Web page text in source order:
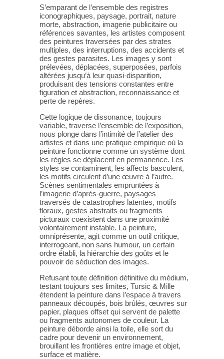
S’emparant de l’ensemble des registres
iconographiques, paysage, portrait, nature
morte, abstraction, imagerie publicitaire ou
références savantes, les artistes composent
des peintures traversées par des strates
multiples, des interruptions, des accidents et
des gestes parasites. Les images y sont
prélevées, déplacées, superposées, parfois
altérées jusqu’à leur quasi-disparition,
produisant des tensions constantes entre
figuration et abstraction, reconnaissance et
perte de repères.
Cette logique de dissonance, toujours
variable, traverse l’ensemble de l’exposition,
nous plonge dans l’intimité de l’atelier des
artistes et dans une pratique empirique où la
peinture fonctionne comme un système dont
les règles se déplacent en permanence. Les
styles se contaminent, les affects basculent,
les motifs circulent d’une œuvre à l’autre.
Scènes sentimentales empruntées à
l’imagerie d’après-guerre, paysages
traversés de catastrophes latentes, motifs
floraux, gestes abstraits ou fragments
picturaux coexistent dans une proximité
volontairement instable. La peinture,
omniprésente, agit comme un outil critique,
interrogeant, non sans humour, un certain
ordre établi, la hiérarchie des goûts et le
pouvoir de séduction des images.
Refusant toute définition définitive du médium,
testant toujours ses limites, Tursic & Mille
étendent la peinture dans l’espace à travers
panneaux découpés, bois brûlés, œuvres sur
papier, plaques offset qui servent de palette
ou fragments autonomes de couleur. La
peinture déborde ainsi la toile, elle sort du
cadre pour devenir un environnement,
brouillant les frontières entre image et objet,
surface et matière.